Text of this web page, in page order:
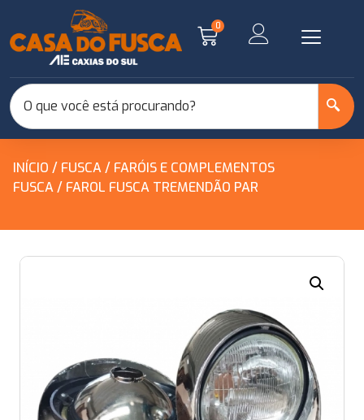
0
INÍCIO / FUSCA/ FARÓIS E COMPLEMENTOS
FUSCA/ FAROL FUSCA TREMENDÃO PAR